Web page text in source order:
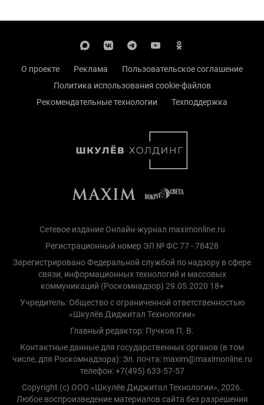
О проекте Реклама
Пользовательское соглашение
Политика использования cookie-файлов
Рекомендательные технологии
Техподдержка
Сетевое издание Онлайн-журнал maximonline.ru
Регистрационный номер ЭЛ № ФС 77 - 78428
Зарегистрировано Федеральной службой по надзору в сфере
связи, информационных технологий и массовых
коммуникаций (Роскомнадзор) 29.05.2020 18+
Учредитель: Общество с ограниченной ответственностью
«Шкулёв Диджитал Технологии»
Главный редактор: Пучков П. В.
Контактные данные для государственных органов (в том
числе, для Роскомнадзора): Эл. почта: maxim@maximonline.ru
телефон: +7(495) 633-57-57
Copyright (с) ООО «Шкулёв Диджитал Технологии», 2026.
Любое воспроизведение материалов сайта без разрешения